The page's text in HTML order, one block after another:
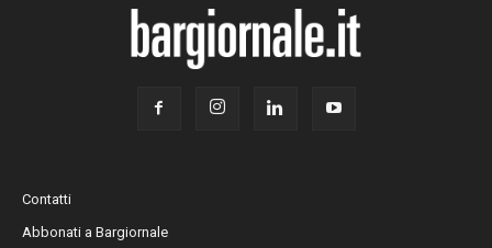
Contatti
Abbonati a Bargiornale